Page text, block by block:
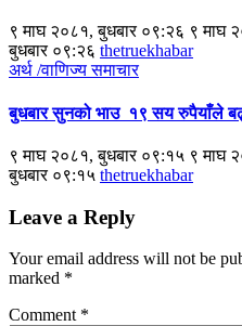
९ माघ २०८१, बुधबार ०९:२६ ९ माघ
बुधबार ०९:२६ thetruekhabar
अर्थ /वाणिज्यसमाचार
बुधबार सुनको भाउ १९ सय रुपैयाँले
९ माघ २०८१, बुधबार ०९:१५ ९ माघ
बुधबार ०९:१५ thetruekhabar
Leave a Reply
Your email address will not be
marked *
Comment *